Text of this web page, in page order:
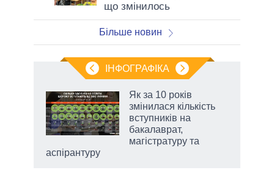
що змінилось
Більше новин
ІНФОГРАФІКА
Як за 10 років
змінилася кількість
вступників на
бакалаврат,
магістратуру та
аспірантуру